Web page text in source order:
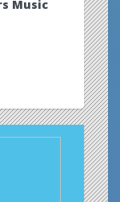
Music